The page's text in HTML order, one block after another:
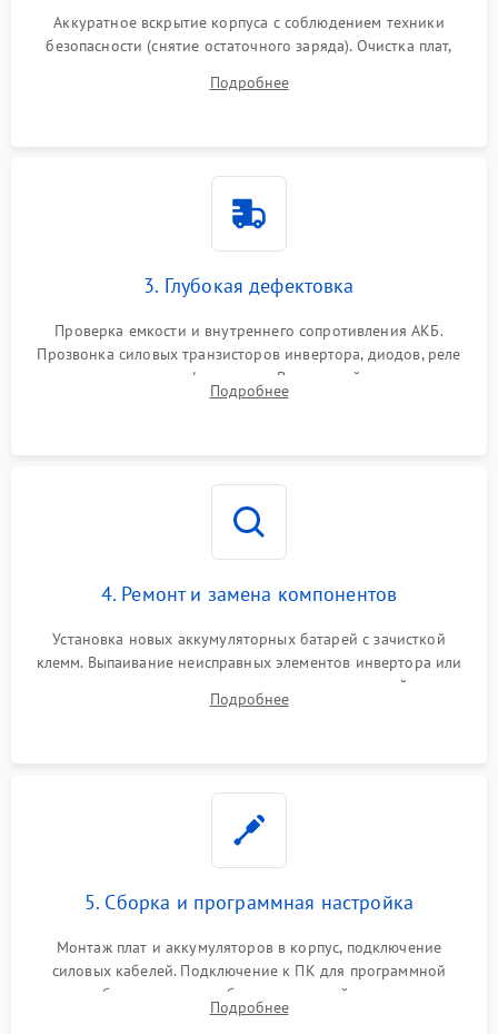
Аккуратное вскрытие корпуса с соблюдением техники
безопасности (снятие остаточного заряда). Очистка плат,
и кистей для предотвращения перегрева и замыканий.
Подробнее
3. Глубокая дефектовка
Проверка емкости и внутреннего сопротивления АКБ.
Прозвонка силовых транзисторов инвертора, диодов, реле
переключения и трансформатора. Визуальный поиск вздутых
конденсаторов и прогаров на печатной плате.
Подробнее
4. Ремонт и замена компонентов
Установка новых аккумуляторных батарей с зачисткой
клемм. Выпаивание неисправных элементов инвертора или
цепи зарядки и монтаж новых радиодеталей.
Восстановление поврежденных токоведущих дорожек и
Подробнее
5. Сборка и программная настройка
Монтаж плат и аккумуляторов в корпус, подключение
силовых кабелей. Подключение к ПК для программной
калибровки констант батареи, настройки порогов
срабатывания AVR и сброса счетчиков старения АКБ.
Подробнее